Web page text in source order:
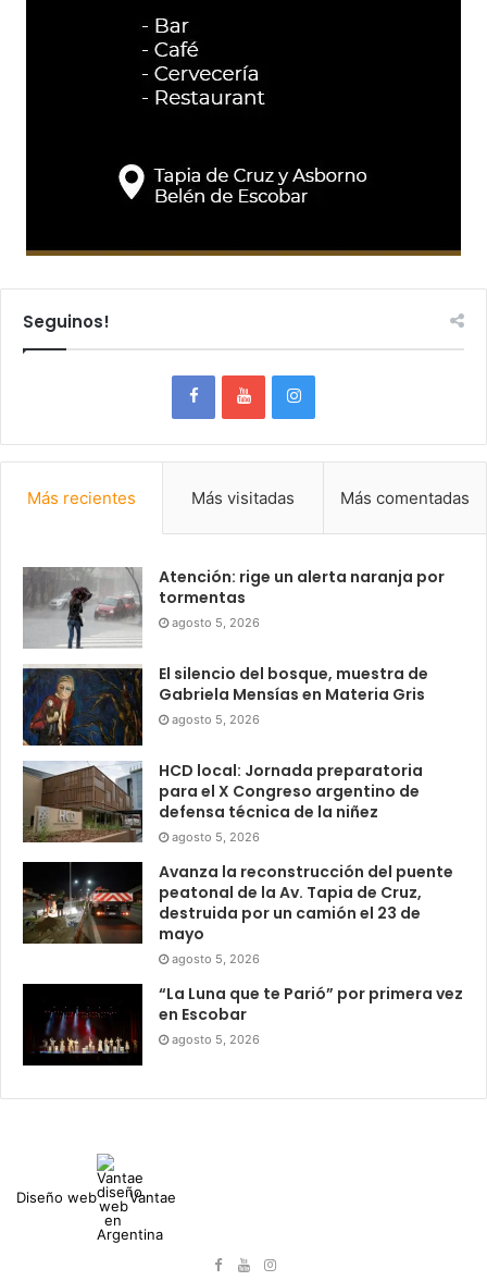
Seguinos!
Más recientes Más visitadas Más comentadas
Atención: rige un alerta naranja por
tormentas
agosto 5, 2026
El silencio del bosque, muestra de
Gabriela Mensías en Materia Gris
agosto 5, 2026
HCD local: Jornada preparatoria
para el X Congreso argentino de
defensa técnica de la niñez
agosto 5, 2026
Avanza la reconstrucción del puente
peatonal de la Av. Tapia de Cruz,
destruida por un camión el 23 de
mayo
agosto 5, 2026
“La Luna que te Parió” por primera vez
en Escobar
agosto 5, 2026
Diseño web Vantae